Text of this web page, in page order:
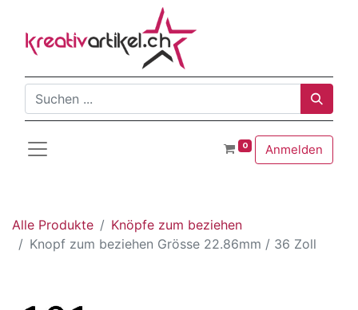
0 Anmelden
Alle Produkte
Knöpfe zum beziehen
Knopf zum beziehen Grösse 22.86mm / 36 Zoll